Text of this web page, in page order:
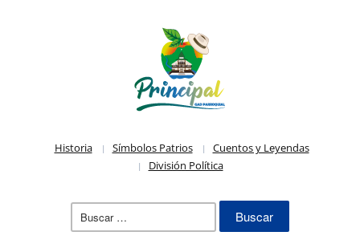
Historia Símbolos Patrios
Cuentos y Leyendas
División Política
Buscar: